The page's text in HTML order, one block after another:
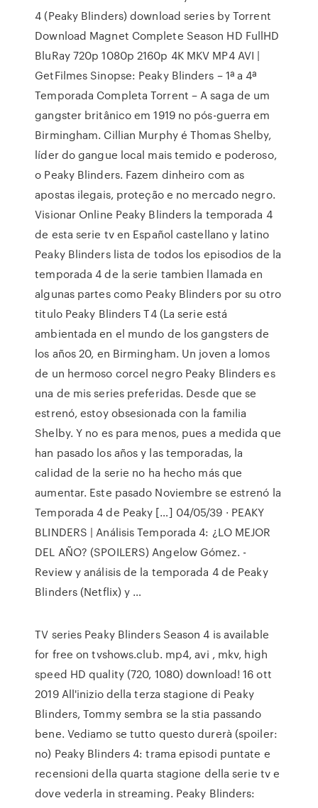
4 (Peaky Blinders) download series by Torrent
Download Magnet Complete Season HD FullHD
BluRay 720p 1080p 2160p 4K MKV MP4 AVI |
GetFilmes Sinopse: Peaky Blinders – 1ª a 4ª
Temporada Completa Torrent – A saga de um
gangster britânico em 1919 no pós-guerra em
Birmingham. Cillian Murphy é Thomas Shelby,
líder do gangue local mais temido e poderoso,
o Peaky Blinders. Fazem dinheiro com as
apostas ilegais, proteção e no mercado negro.
Visionar Online Peaky Blinders la temporada 4
de esta serie tv en Español castellano y latino
Peaky Blinders lista de todos los episodios de la
temporada 4 de la serie tambien llamada en
algunas partes como Peaky Blinders por su otro
titulo Peaky Blinders T4 (La serie está
ambientada en el mundo de los gangsters de
los años 20, en Birmingham. Un joven a lomos
de un hermoso corcel negro Peaky Blinders es
una de mis series preferidas. Desde que se
estrenó, estoy obsesionada con la familia
Shelby. Y no es para menos, pues a medida que
han pasado los años y las temporadas, la
calidad de la serie no ha hecho más que
aumentar. Este pasado Noviembre se estrenó la
Temporada 4 de Peaky […] 04/05/39 · PEAKY
BLINDERS | Análisis Temporada 4: ¿LO MEJOR
DEL AÑO? (SPOILERS) Angelow Gómez. -
Review y análisis de la temporada 4 de Peaky
Blinders (Netflix) y …
TV series Peaky Blinders Season 4 is available
for free on tvshows.club. mp4, avi , mkv, high
speed HD quality (720, 1080) download! 16 ott
2019 All'inizio della terza stagione di Peaky
Blinders, Tommy sembra se la stia passando
bene. Vediamo se tutto questo durerà (spoiler:
no) Peaky Blinders 4: trama episodi puntate e
recensioni della quarta stagione della serie tv e
dove vederla in streaming. Peaky Blinders: